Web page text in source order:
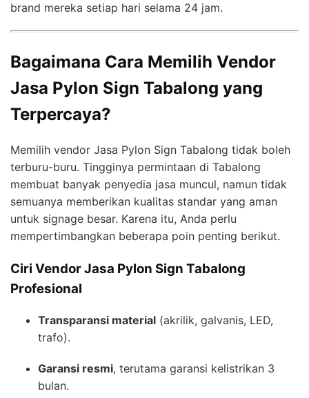
brand mereka setiap hari selama 24 jam.
Bagaimana Cara Memilih Vendor
Jasa Pylon Sign Tabalong yang
Terpercaya?
Memilih vendor Jasa Pylon Sign Tabalong tidak boleh
terburu-buru. Tingginya permintaan di Tabalong
membuat banyak penyedia jasa muncul, namun tidak
semuanya memberikan kualitas standar yang aman
untuk signage besar. Karena itu, Anda perlu
mempertimbangkan beberapa poin penting berikut.
Ciri Vendor Jasa Pylon Sign Tabalong
Profesional
Transparansi material (akrilik, galvanis, LED,
trafo).
Garansi resmi, terutama garansi kelistrikan 3
bulan.